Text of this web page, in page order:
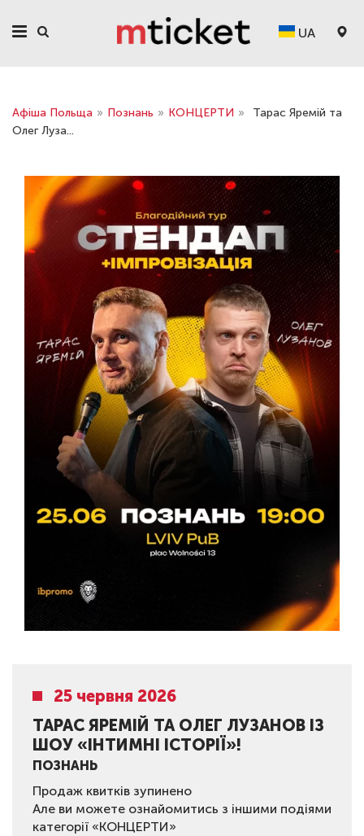
UA
Афіша Польща » Познань » КОНЦЕРТИ »
Тарас Яремій та
Олег Луза...
25 червня 2026
ТАРАС ЯРЕМІЙ ТА ОЛЕГ ЛУЗАНОВ ІЗ
ШОУ «ІНТИМНІ ІСТОРІЇ»!
ПОЗНАНЬ
Продаж квитків зупинено
Але ви можете ознайомитись з іншими подіями
категорії «КОНЦЕРТИ»